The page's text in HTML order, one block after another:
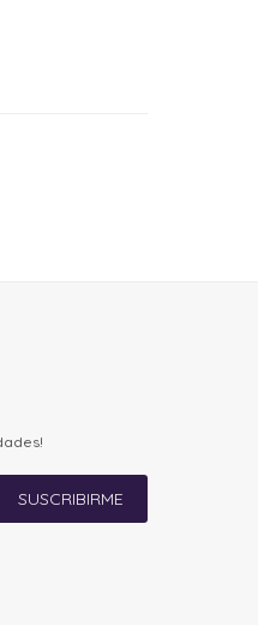
SUSCRIBIRME